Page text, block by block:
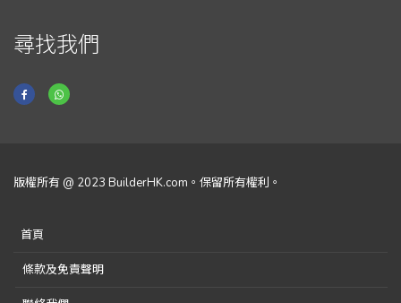
尋找我們
版權所有 @ 2023 BuilderHK.com。保留所有權利。
首頁
條款及免責聲明